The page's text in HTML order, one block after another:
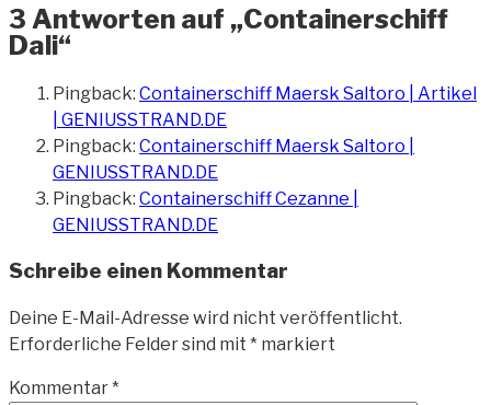
3 Antworten auf „Containerschiff
Dali“
Pingback: Containerschiff Maersk Saltoro | Artikel
| GENIUSSTRAND.DE
Pingback: Containerschiff Maersk Saltoro |
GENIUSSTRAND.DE
Pingback: Containerschiff Cezanne |
GENIUSSTRAND.DE
Schreibe einen Kommentar
Deine E-Mail-Adresse wird nicht veröffentlicht.
Erforderliche Felder sind mit * markiert
Kommentar*